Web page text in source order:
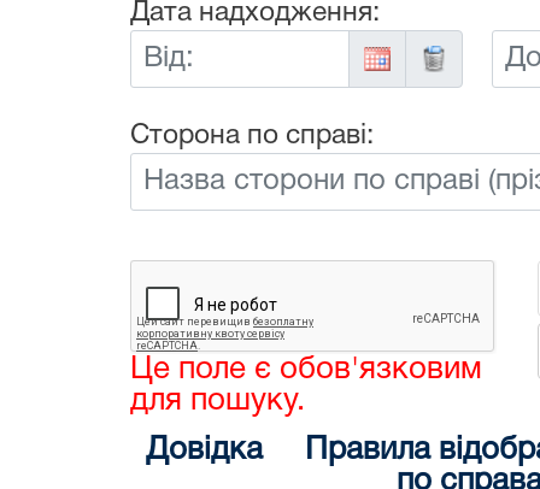
Дата надходження:
Від:
До:
Сторона по справі:
Це поле є обов'язковим
для пошуку.
Довідка
Правила
по